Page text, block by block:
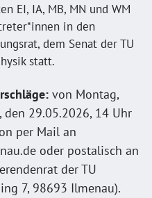
EI, IA, MB, MN und WM
in den
dem Senat der TU
statt.
von Montag,
den 29.05.2026, 14 Uhr
per Mail an
oder postalisch an
der TU
7, 98693 Ilmenau).